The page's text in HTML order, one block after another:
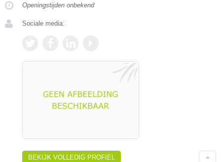
Openingstijden onbekend
Sociale media:
BEKIJK VOLLEDIG PROFIEL